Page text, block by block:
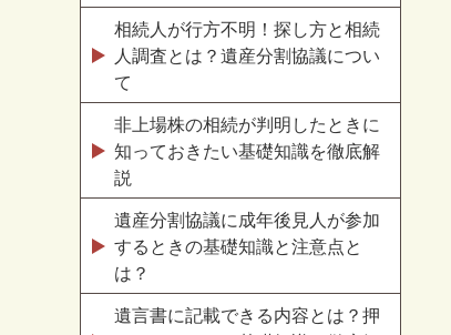
相続人が行方不明！探し方と相続
人調査とは？遺産分割協議につい
て
非上場株の相続が判明したときに
知っておきたい基礎知識を徹底解
説
遺産分割協議に成年後見人が参加
するときの基礎知識と注意点と
は？
遺言書に記載できる内容とは？押